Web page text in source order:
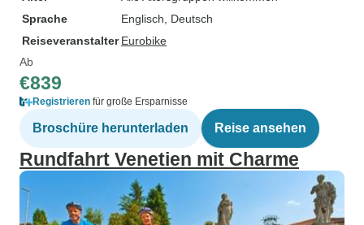
Sprache
Englisch, Deutsch
Reiseveranstalter Eurobike
Ab
€839
Registrieren für große Ersparnisse
Broschüre herunterladen Reise ansehen
Rundfahrt Venetien mit Charme